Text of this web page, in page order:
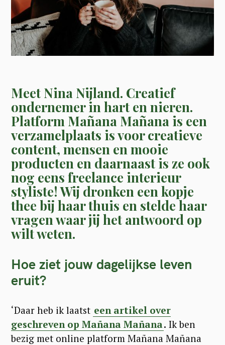
Meet Nina Nijland. Creatief
ondernemer in hart en nieren.
Platform Mañana Mañana is een
verzamelplaats is voor creatieve
content, mensen en mooie
producten en daarnaast is ze ook
nog eens freelance interieur
styliste! Wij dronken een kopje
thee bij haar thuis en stelde haar
vragen waar jij het antwoord op
wilt weten.
Hoe ziet jouw dagelijkse leven
eruit?
‘Daar heb ik laatst een artikel over
geschreven op Mañana Mañana. Ik ben
bezig met online platform Mañana Mañana